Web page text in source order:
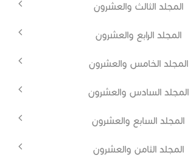
المجلد الثالث والعشرون
المجلد الرابع والعشرون
المجلد الخامس والعشرون
المجلد السادس والعشرون
المجلد السابع والعشرون
المجلد الثامن والعشرون